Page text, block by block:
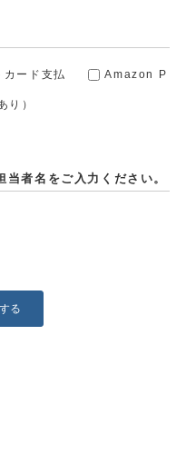
カード支払 Amazon P
り）
者名をご入力ください。